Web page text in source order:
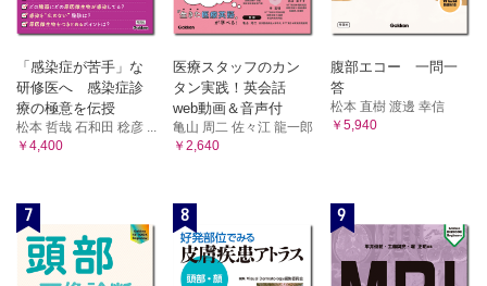
「感染症が苦手」な
研修医へ 感染症診
療の極意を伝授
松本 哲哉 石和田 稔彦 ...
￥4,400
医療スタッフのカン
タン実践！英会話
web動画＆音声付
亀山 周二 佐々江 龍一郎
￥2,640
腹部エコー 一問一
答
松本 直樹 渡邊 幸信
￥5,940
7 8 9